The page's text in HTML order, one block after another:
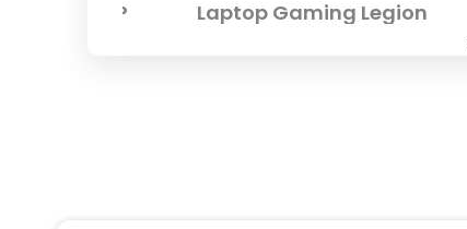
Laptop Gaming Legion